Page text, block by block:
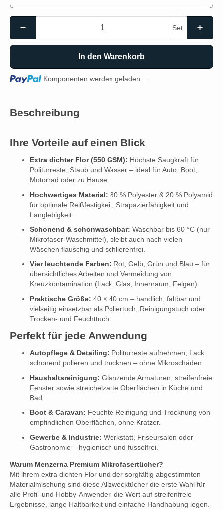
Set
In den Warenkorb
Loading... Komponenten werden geladen ...
Beschreibung
Ihre Vorteile auf einen Blick
Extra dichter Flor (550 GSM): Höchste Saugkraft für
Politurreste, Staub und Wasser – ideal für Auto, Boot,
Motorrad oder zu Hause.
Hochwertiges Material: 80 % Polyester & 20 % Polyamid
für optimale Reißfestigkeit, Strapazierfähigkeit und
Langlebigkeit.
Schonend & schonwaschbar: Waschbar bis 60 °C (nur
Mikrofaser-Waschmittel), bleibt auch nach vielen
Wäschen flauschig und schlierenfrei.
Vier leuchtende Farben: Rot, Gelb, Grün und Blau – für
übersichtliches Arbeiten und Vermeidung von
Kreuzkontamination (Lack, Glas, Innenraum, Felgen).
Praktische Größe: 40 × 40 cm – handlich, faltbar und
vielseitig einsetzbar als Poliertuch, Reinigungstuch oder
Trocken- und Feuchttuch.
Perfekt für jede Anwendung
Autopflege & Detailing: Politurreste aufnehmen, Lack
schonend polieren und trocknen – ohne Mikroschäden.
Haushaltsreinigung: Glänzende Armaturen, streifenfreie
Fenster sowie streichelzarte Oberflächen in Küche und
Bad.
Boot & Caravan: Feuchte Reinigung und Trocknung von
empfindlichen Oberflächen, ohne Kratzer.
Gewerbe & Industrie: Werkstatt, Friseursalon oder
Gastronomie – hygienisch und fusselfrei.
Warum Menzerna Premium Mikrofasertücher?
Mit ihrem extra dichten Flor und der sorgfältig abgestimmten
Materialmischung sind diese Allzwecktücher die erste Wahl für
alle Profi- und Hobby-Anwender, die Wert auf streifenfreie
Ergebnisse, lange Haltbarkeit und einfache Handhabung legen.